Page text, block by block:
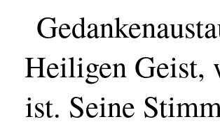
Heiligen Geist,
ist. Seine